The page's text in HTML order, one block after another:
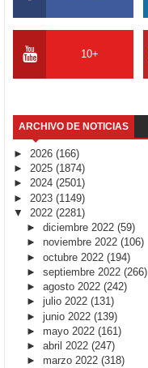
10+
ARCHIVO DE NOTICIAS
► 2026 (166)
► 2025 (1874)
► 2024 (2501)
► 2023 (1149)
▼ 2022 (2281)
► diciembre 2022 (59)
► noviembre 2022 (106)
► octubre 2022 (194)
► septiembre 2022 (266)
► agosto 2022 (242)
► julio 2022 (131)
► junio 2022 (139)
► mayo 2022 (161)
► abril 2022 (247)
► marzo 2022 (318)